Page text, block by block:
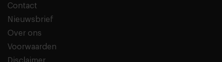
Contact
Nieuwsbrief
Over ons
Voorwaarden